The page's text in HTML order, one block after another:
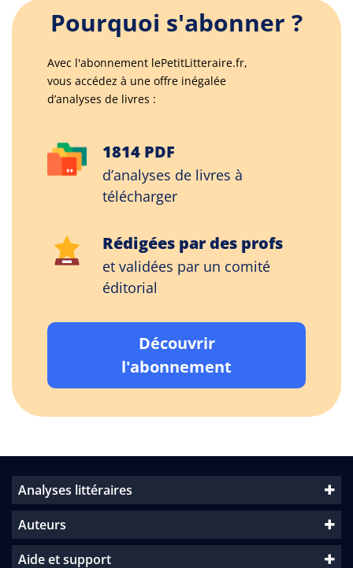
Pourquoi s'abonner ?
Avec l'abonnement lePetitLitteraire.fr,
vous accédez à une offre inégalée
d’analyses de livres :
1814 PDF
d’analyses de livres à
télécharger
Rédigées par des profs
et validées par un comité
éditorial
Découvrir
l'abonnement
Analyses littéraires
Auteurs
Aide et support